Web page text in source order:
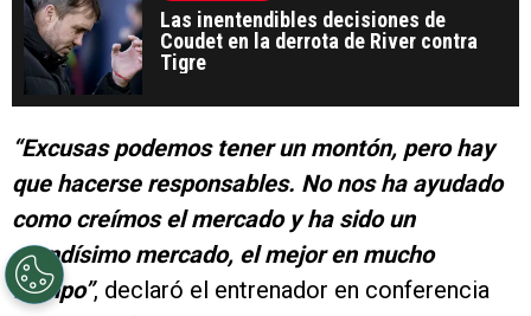
Las inentendibles decisiones de
Coudet en la derrota de River contra
Tigre
“Excusas podemos tener un montón, pero hay
que hacerse responsables. No nos ha ayudado
como creímos el mercado y ha sido un
grandísimo mercado, el mejor en mucho
tiempo”, declaró el entrenador en conferencia